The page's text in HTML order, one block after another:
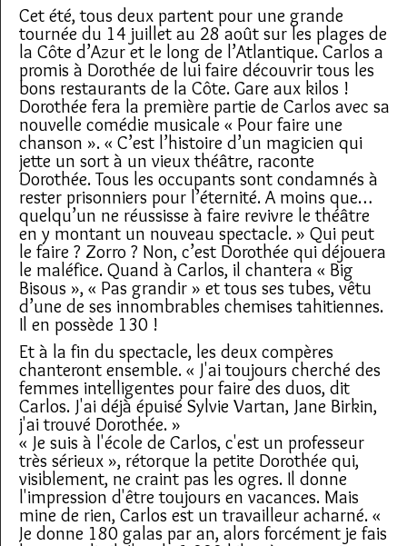
Cet été, tous deux partent pour une grande
tournée du 14 juillet au 28 août sur les plages de
la Côte d’Azur et le long de l’Atlantique. Carlos a
promis à Dorothée de lui faire découvrir tous les
bons restaurants de la Côte. Gare aux kilos !
Dorothée fera la première partie de Carlos avec sa
nouvelle comédie musicale « Pour faire une
chanson ». « C’est l’histoire d’un magicien qui
jette un sort à un vieux théâtre, raconte
Dorothée. Tous les occupants sont condamnés à
rester prisonniers pour l’éternité. A moins que…
quelqu’un ne réussisse à faire revivre le théâtre
en y montant un nouveau spectacle. » Qui peut
le faire ? Zorro ? Non, c’est Dorothée qui déjouera
le maléfice. Quand à Carlos, il chantera « Big
Bisous », « Pas grandir » et tous ses tubes, vêtu
d’une de ses innombrables chemises tahitiennes.
Il en possède 130 !
Et à la fin du spectacle, les deux compères
chanteront ensemble. « J'ai toujours cherché des
femmes intelligentes pour faire des duos, dit
Carlos. J'ai déjà épuisé Sylvie Vartan, Jane Birkin,
j'ai trouvé Dorothée. »
« Je suis à l'école de Carlos, c'est un professeur
très sérieux », rétorque la petite Dorothée qui,
visiblement, ne craint pas les ogres. Il donne
l'impression d'être toujours en vacances. Mais
mine de rien, Carlos est un travailleur acharné. «
Je donne 180 galas par an, alors forcément je fais